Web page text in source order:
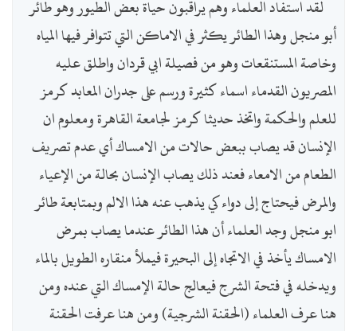
لقد استفاد العلماء وهم يراقبون حياة بعض الطيور وهو طائر
أبو منجل وهذا الطائر يكثر في الاماكن التي تتوافر فيها المياه
وخاصة المستنقعات وهو من فصيلة ابي قردان واطلق عليه
المصريون القدماء اسماء كثيرة ورسم على جدران المعابد كرمز
للعلم والحكمة واتخذ حديثا كرمز لجامعة القاهرة ومعلوم ان
الإنسان قد يصاب ببعض حالات من الامساك أي عدم تصريف
الطعام من الامعاء فعند ذلك يصاب الإنسان بحالة من الإعياء
والمرض فيحتاج إلى دواء كي يذهب عنه هذا الالم وبمتابعة طائر
ابو منجل وجد العلماء أن هذا الطائر عندما يصاب بمرض
الامساك يأخذ في الاتجاه إلى البحيرة فيملأ منقاره الطويل بالماء
ويدخله في فتحة الشرج فيعالج حالة الإمساك التي عنده ومن
هنا عرف العلماء (الحقنة الشرجية) ومن هنا عرفت الحقنة